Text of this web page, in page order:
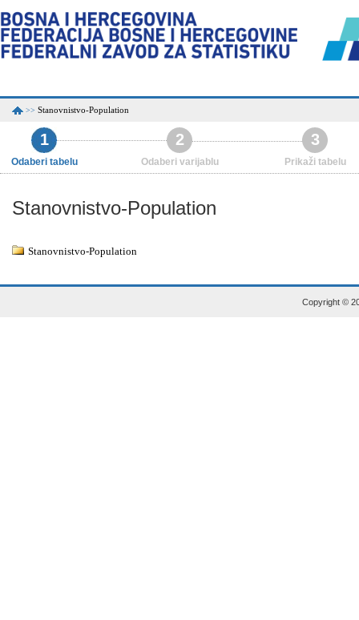
>> Stanovnistvo-Population
1
Odaberi tabelu
2
Odaberi varijablu
3
Prikaži tabelu
Stanovnistvo-Population
Stanovnistvo-Population
Copyright ©